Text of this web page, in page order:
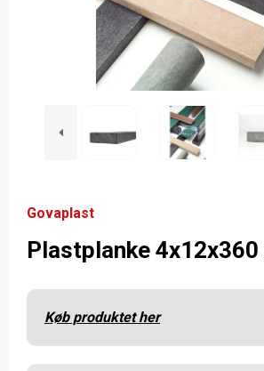
Govaplast
Plastplanke 4x12x360
Køb produktet her